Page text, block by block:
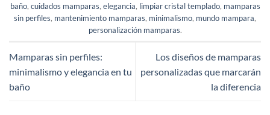
baño, cuidados mamparas, elegancia, limpiar cristal templado, mamparas
sin perfiles, mantenimiento mamparas, minimalismo, mundo mampara,
personalización mamparas.
Mamparas sin perfiles:
minimalismo y elegancia en tu
baño
Los diseños de mamparas
personalizadas que marcarán
la diferencia